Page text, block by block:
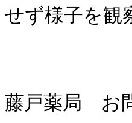
せず様子を観
藤戸薬局 お